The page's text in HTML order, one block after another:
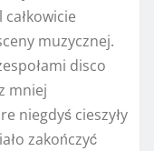
muzycznej.
disco
mniej
niegdyś cieszyły
zakończyć